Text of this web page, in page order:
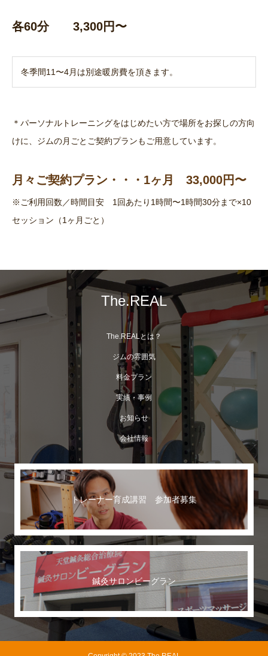
各60分 3,300円〜
冬季間11〜4月は別途暖房費を頂きます。
＊パーソナルトレーニングをはじめたい方で場所をお探しの方向
けに、ジムの月ごとご契約プランもご用意しています。
月々ご契約プラン・・・1ヶ月 33,000円〜
※ご利用回数／時間目安 1回あたり1時間〜1時間30分まで×10
セッション（1ヶ月ごと）
The.REAL
The.REALとは？
ジムの雰囲気
料金プラン
実績・事例
お知らせ
会社情報
トレーナー育成講習 参加者募集
鍼灸サロンビーグラン